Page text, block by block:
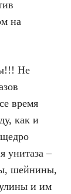
на
Не
время
как и
унитаза –
шейнины,
и им